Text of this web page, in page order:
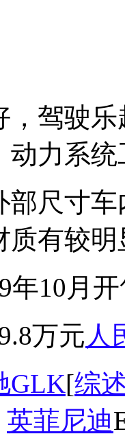
，驾驶
动力系
部尺寸
质有较
年10月
万元 人
GLK[综
英菲尼迪